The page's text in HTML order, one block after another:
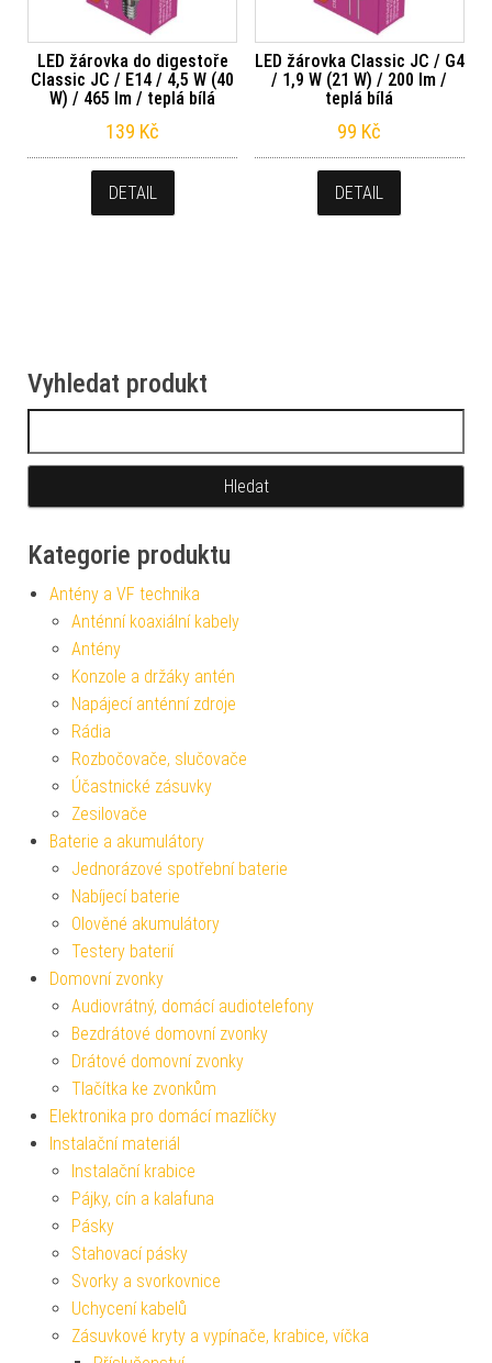
LED žárovka do digestoře
Classic JC / E14 / 4,5 W (40
W) / 465 lm / teplá bílá
139 Kč
DETAIL
LED žárovka Classic JC / G4
/ 1,9 W (21 W) / 200 lm /
teplá bílá
99 Kč
DETAIL
Vyhledat produkt
Kategorie produktu
Antény a VF technika
Anténní koaxiální kabely
Antény
Konzole a držáky antén
Napájecí anténní zdroje
Rádia
Rozbočovače, slučovače
Účastnické zásuvky
Zesilovače
Baterie a akumulátory
Jednorázové spotřební baterie
Nabíjecí baterie
Olověné akumulátory
Testery baterií
Domovní zvonky
Audiovrátný, domácí audiotelefony
Bezdrátové domovní zvonky
Drátové domovní zvonky
Tlačítka ke zvonkům
Elektronika pro domácí mazlíčky
Instalační materiál
Instalační krabice
Pájky, cín a kalafuna
Pásky
Stahovací pásky
Svorky a svorkovnice
Uchycení kabelů
Zásuvkové kryty a vypínače, krabice, víčka